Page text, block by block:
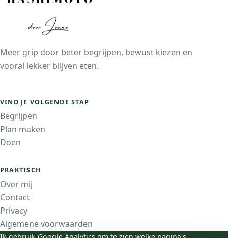
Meer grip door beter begrijpen, bewust kiezen en
vooral lekker blijven eten.
VIND JE VOLGENDE STAP
Begrijpen
Plan maken
Doen
PRAKTISCH
Over mij
Contact
Privacy
Algemene voorwaarden